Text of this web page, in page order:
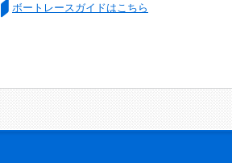
ボートレースガイドはこちら